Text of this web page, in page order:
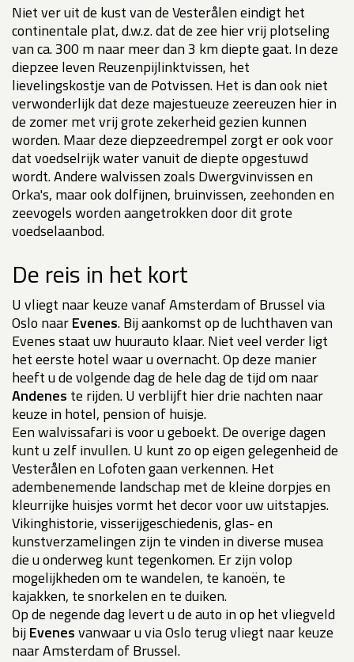
Niet ver uit de kust van de Vesterålen eindigt het
continentale plat, d.w.z. dat de zee hier vrij plotseling
van ca. 300 m naar meer dan 3 km diepte gaat. In deze
diepzee leven Reuzenpijlinktvissen, het
lievelingskostje van de Potvissen. Het is dan ook niet
verwonderlijk dat deze majestueuze zeereuzen hier in
de zomer met vrij grote zekerheid gezien kunnen
worden. Maar deze diepzeedrempel zorgt er ook voor
dat voedselrijk water vanuit de diepte opgestuwd
wordt. Andere walvissen zoals Dwergvinvissen en
Orka's, maar ook dolfijnen, bruinvissen, zeehonden en
zeevogels worden aangetrokken door dit grote
voedselaanbod.
De reis in het kort
U vliegt naar keuze vanaf Amsterdam of Brussel via
Oslo naarEvenes. Bij aankomst op de luchthaven van
Evenes staat uw huurauto klaar. Niet veel verder ligt
het eerste hotel waar u overnacht. Op deze manier
heeft u de volgende dag de hele dag de tijd om naar
Andenes te rijden. U verblijft hier drie nachten naar
keuze in hotel, pension of huisje.
Een walvissafari is voor u geboekt. De overige dagen
kunt u zelf invullen. U kunt zo op eigen gelegenheid de
Vesterålen en Lofoten gaan verkennen. Het
adembenemende landschap met de kleine dorpjes en
kleurrijke huisjes vormt het decor voor uw uitstapjes.
Vikinghistorie, visserijgeschiedenis, glas- en
kunstverzamelingen zijn te vinden in diverse musea
die u onderweg kunt tegenkomen. Er zijn volop
mogelijkheden om te wandelen, te kanoën, te
kajakken, te snorkelen en te duiken.
Op de negende dag levert u de auto in op het vliegveld
bijEvenesvanwaar u via Oslo terug vliegt naar keuze
naar Amsterdam of Brussel.